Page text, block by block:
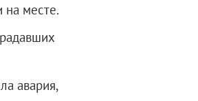
на месте.
авария,